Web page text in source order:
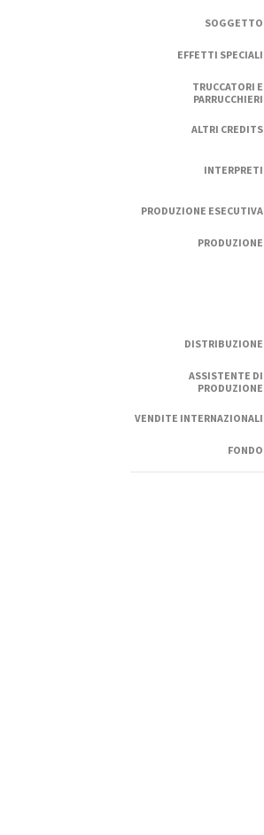
SOGGETTO
EFFETTI SPECIALI
TRUCCATORI E
PARRUCCHIERI
ALTRI CREDITS
INTERPRETI
PRODUZIONE ESECUTIVA
PRODUZIONE
DISTRIBUZIONE
ASSISTENTE DI
PRODUZIONE
VENDITE INTERNAZIONALI
FONDO